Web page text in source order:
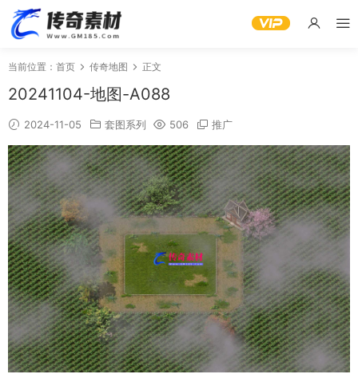
当前位置： 首页 传奇地图 正文
20241104-地图-A088
2024-11-05 套图系列 506 推广